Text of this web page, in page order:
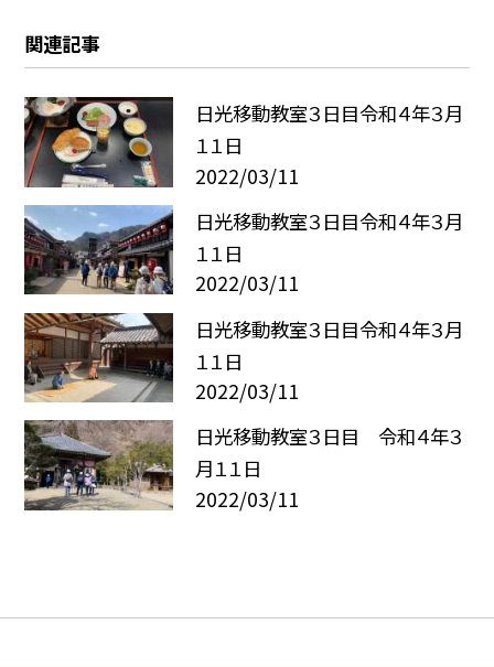
関連記事
日光移動教室３日目令和４年３月
１１日
2022/03/11
日光移動教室３日目令和４年３月
１１日
2022/03/11
日光移動教室３日目令和４年３月
１１日
2022/03/11
日光移動教室３日目 令和４年３
月１１日
2022/03/11